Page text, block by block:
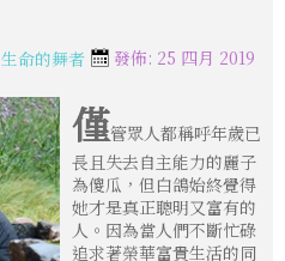
生命的舞者
發佈: 25 四月 2019
僅管眾人都稱呼年歲已
長且失去自主能力的麗子
為傻瓜，但白鴿始終覺得
她才是真正聰明又富有的
人。因為當人們不斷忙碌
追求著榮華富貴生活的同